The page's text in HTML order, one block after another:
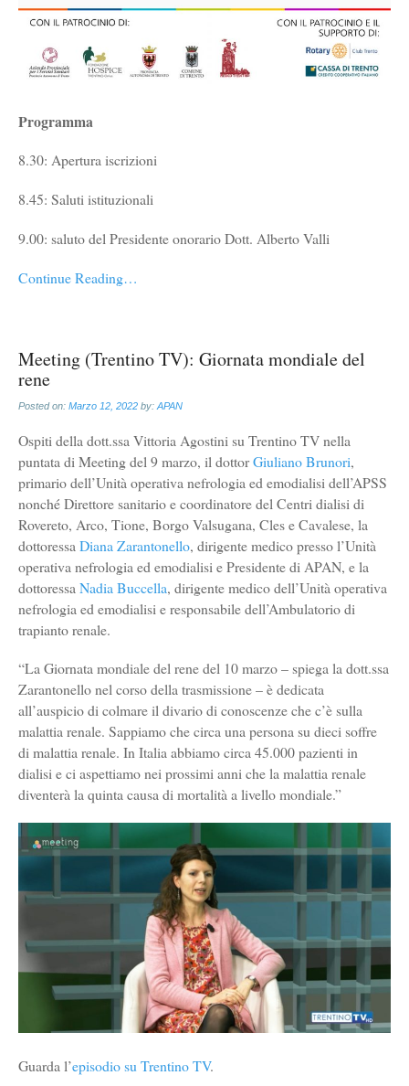
Programma
8.30: Apertura iscrizioni
8.45: Saluti istituzionali
9.00: saluto del Presidente onorario Dott. Alberto Valli
Continue Reading…
Meeting (Trentino TV): Giornata mondiale del
rene
Posted on: Marzo 12, 2022 by: APAN
Ospiti della dott.ssa Vittoria Agostini su Trentino TV nella
puntata di Meeting del 9 marzo, il dottorGiuliano Brunori,
primario dell’Unità operativa nefrologia ed emodialisi dell’APSS
nonché Direttore sanitario e coordinatore del Centri dialisi di
Rovereto, Arco, Tione, Borgo Valsugana, Cles e Cavalese, la
dottoressa Diana Zarantonello, dirigente medico presso l’Unità
operativa nefrologia ed emodialisi e Presidente di APAN, e la
dottoressa Nadia Buccella, dirigente medico dell’Unità operativa
nefrologia ed emodialisi e responsabile dell’Ambulatorio di
trapianto renale.
“La Giornata mondiale del rene del 10 marzo – spiega la dott.ssa
Zarantonello nel corso della trasmissione – è dedicata
all’auspicio di colmare il divario di conoscenze che c’è sulla
malattia renale. Sappiamo che circa una persona su dieci soffre
di malattia renale. In Italia abbiamo circa 45.000 pazienti in
dialisi e ci aspettiamo nei prossimi anni che la malattia renale
diventerà la quinta causa di mortalità a livello mondiale.”
Guarda l’episodio su Trentino TV.